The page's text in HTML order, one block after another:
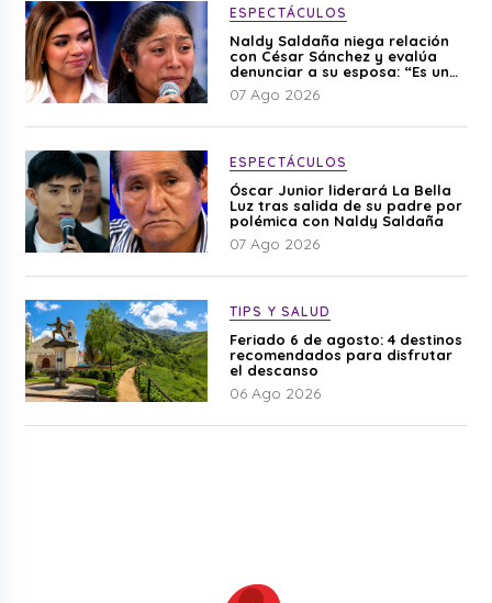
ESPECTÁCULOS
Naldy Saldaña niega relación
con César Sánchez y evalúa
denunciar a su esposa: “Es una
difamación”
07 Ago 2026
ESPECTÁCULOS
Óscar Junior liderará La Bella
Luz tras salida de su padre por
polémica con Naldy Saldaña
07 Ago 2026
TIPS Y SALUD
Feriado 6 de agosto: 4 destinos
recomendados para disfrutar
el descanso
06 Ago 2026